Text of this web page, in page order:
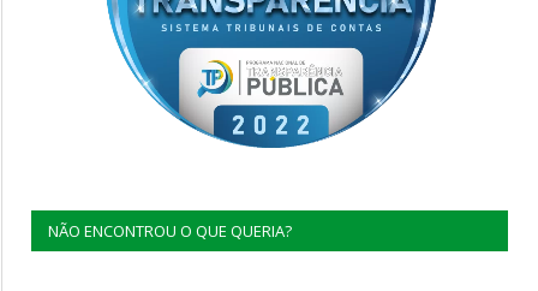
NÃO ENCONTROU O QUE QUERIA?